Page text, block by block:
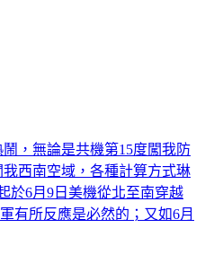
，無論是共機第15度闖我防
西南空域，各種計算方式琳
於6月9日美機從北至南穿越
有所反應是必然的；又如6月